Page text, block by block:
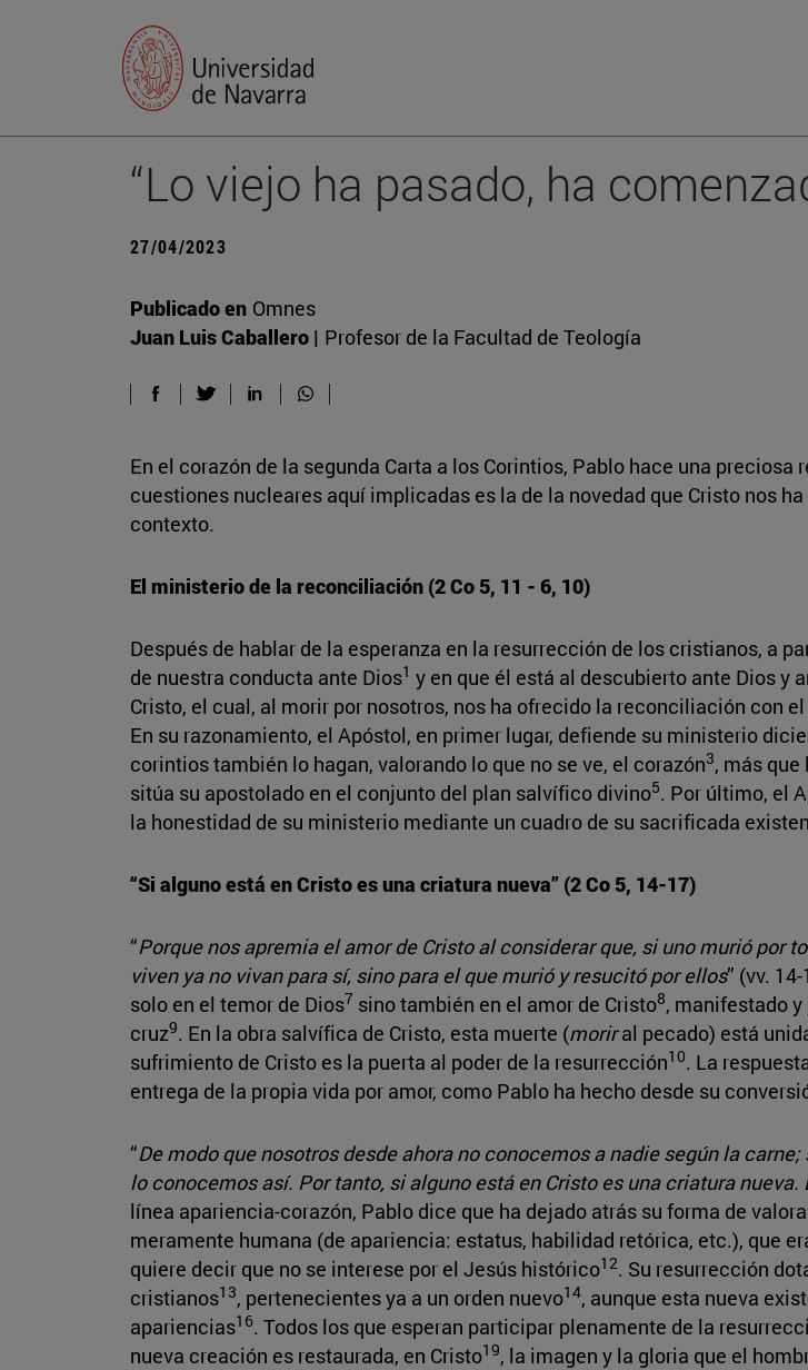
“Lo viejo ha pasado, ha
27/04/2023
Publicado en Omnes
Juan Luis Caballero | Profesor de la Facultad de Teología
En el corazón de la segunda Carta a los Corintios, Pablo hace una
cuestiones nucleares aquí implicadas es la de la novedad que Cristo nos
contexto.
El ministerio de la reconciliación (2 Co 5, 11 - 6, 10)
Después de hablar de la esperanza en la resurrección de los cristianos, a
de nuestra conducta ante Dios1 y en que él está al descubierto ante Dios y
Cristo, el cual, al morir por nosotros, nos ha ofrecido la reconciliación con
En su razonamiento, el Apóstol, en primer lugar, defiende su ministerio
corintios también lo hagan, valorando lo que no se ve, el corazón3, más
sitúa su apostolado en el conjunto del plan salvífico divino5. Por último, el
la honestidad de su ministerio mediante un cuadro de su sacrificada
“Si alguno está en Cristo es una criatura nueva” (2 Co 5, 14-17)
“Porque nos apremia el amor de Cristo al considerar que, si uno murió por
viven ya no vivan para sí, sino para el que murió y resucitó por ellos” (vv.
solo en el temor de Dios7 sino también en el amor de Cristo8, manifestado
cruz9. En la obra salvífica de Cristo, esta muerte (moriral pecado) está
sufrimiento de Cristo es la puerta al poder de la resurrección10. La
entrega de la propia vida por amor, como Pablo ha hecho desde su
“De modo que nosotros desde ahora no conocemos a nadie según la
lo conocemos así. Por tanto, si alguno está en Cristo es una criatura
línea apariencia-corazón, Pablo dice que ha dejado atrás su forma de
meramente humana (de apariencia: estatus, habilidad retórica, etc.), que
quiere decir que no se interese por el Jesús histórico12. Su resurrección
cristianos13, pertenecientes ya a un orden nuevo14, aunque esta nueva
apariencias16. Todos los que esperan participar plenamente de la
nueva creación es restaurada, en Cristo19, la imagen y la gloria que el